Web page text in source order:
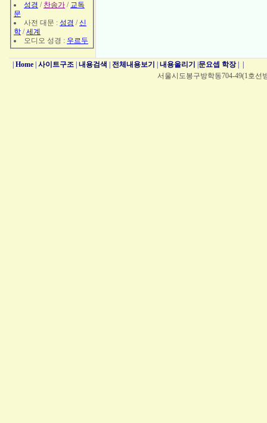
성경 / 찬송가 / 교독
문
사전 대문 : 성경 /신
학 /세계
오디오 성경 : 우르두
Home 사이트구조 내용검색 전체내용보기 내용올리기 문요셉 학장|
서울시도봉구방학동704-49(1호선